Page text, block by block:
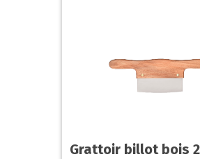
Grattoir billot bois